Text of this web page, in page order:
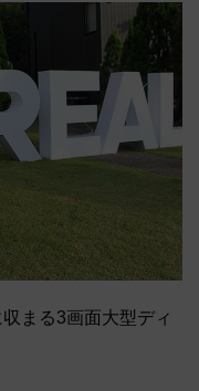
まる3画面大型ディ